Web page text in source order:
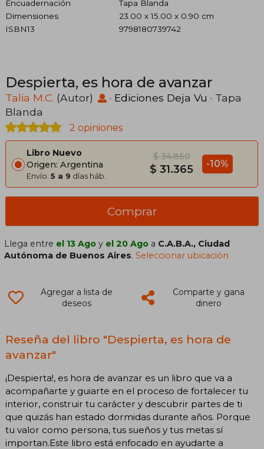
Encuadernación
Tapa Blanda
Dimensiones
23.00 x 15.00 x 0.90 cm
ISBN13
9798180739742
Despierta, es hora de avanzar
Talia M.C. (Autor) · Ediciones Deja Vu · Tapa
Blanda
2 opiniones
Libro Nuevo
Origen: Argentina
Envío: 5 a 9 días háb.
$ 34.850
$ 31.365 -10%
Comprar
Llega entre el 13 Ago y el 20 Ago a C.A.B.A., Ciudad
Autónoma de Buenos Aires.Seleccionar ubicación
Agregar a lista de
deseos
Comparte y gana
dinero
Reseña del libro "Despierta, es hora de
avanzar"
¡Despierta!, es hora de avanzar es un libro que va a
acompañarte y guiarte en el proceso de fortalecer tu
interior, construir tu carácter y descubrir partes de ti
que quizás han estado dormidas durante años. Porque
tu valor como persona, tus sueños y tus metas sí
importan.Este libro está enfocado en ayudarte a